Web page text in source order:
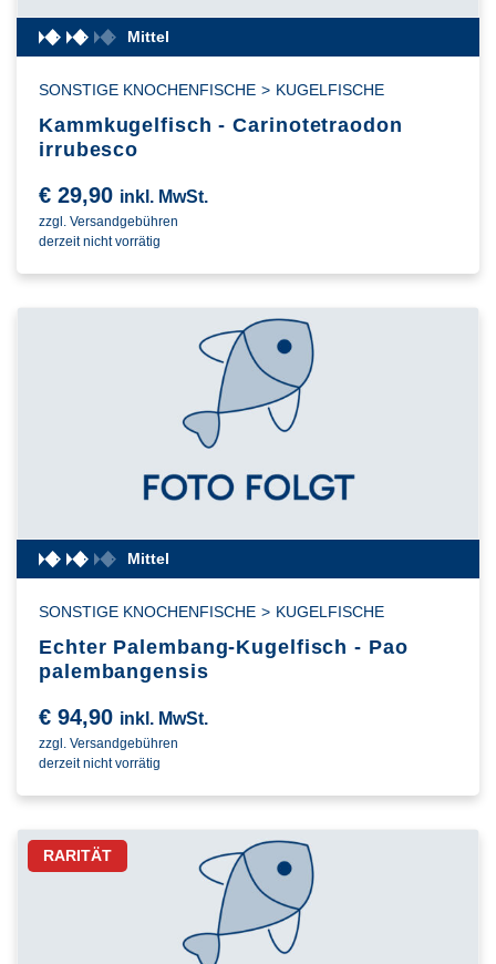
Mittel
SONSTIGE KNOCHENFISCHE > KUGELFISCHE
Kammkugelfisch - Carinotetraodon
irrubesco
€ 29,90 inkl. MwSt.
zzgl. Versandgebühren
derzeit nicht vorrätig
Mittel
SONSTIGE KNOCHENFISCHE > KUGELFISCHE
Echter Palembang-Kugelfisch - Pao
palembangensis
€ 94,90 inkl. MwSt.
zzgl. Versandgebühren
derzeit nicht vorrätig
RARITÄT